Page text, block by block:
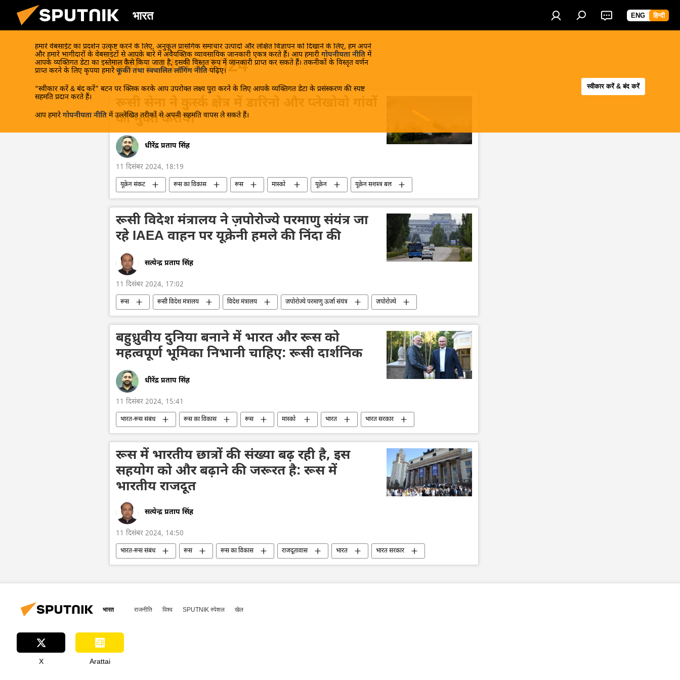
भारत ENG हिन्दी
हमारे वेबसाईट का प्रदर्शन उत्कृष्ट करने के लिए, अनुकूल प्रासंगिक समाचार उत्पादों और लक्षित विज्ञापन को दिखाने के लिए, हम अपने
और हमारे भागीदारों के वेबसाइटों से आपके बारे में अवैयक्तिक व्यावसायिक जानकारी एकत्र करते हैं। आप हमारी गोपनीयता नीति में
आपके व्यक्तिगत डेटा का इस्तेमाल कैसे किया जाता है, इसकी विस्तृत रूप में जानकारी प्राप्त कर सकते हैं। तकनीकों के विस्तृत वर्णन
प्राप्त करने के लिए कृपया हमारे कूकी तथा स्वचालित लॉगिंग नीति पढ़िए।
“स्वीकार करें & बंद करें” बटन पर क्लिक करके आप उपरोक्त लक्ष्य पुरा करने के लिए आपके व्यक्तिगत डेटा के प्रसंस्करण की स्पष्ट
सहमति प्रदान करते हैं।
आप हमारे गोपनीयता नीति में उल्लेखित तरीकों से अपनी सहमति वापस ले सकते हैं।
स्वीकार करें & बंद करें
खबरें - 11.12.2024
को मुक्त कराया
धीरेंद्र प्रताप सिंह
11 दिसंबर 2024, 18:19
यूक्रेन संकट रूस का विकास रूस मास्को यूक्रेन
यूक्रेन सशस्त्र बल
यूक्रेन का जवाबी हमला
यूक्रेन की सुरक्षा सेवा (SBU) रक्षा-पंक्ति
रक्षा मंत्रालय (MoD)
रूसी सेना
रूसी विदेश मंत्रालय ने ज़पोरोज्ये परमाणु संयंत्र जा
रहे IAEA वाहन पर यूक्रेनी हमले की निंदा की
सत्येन्द्र प्रताप सिंह
11 दिसंबर 2024, 17:02
रूस रूसी विदेश मंत्रालय विदेश मंत्रालय ज़पोरोज्ये परमाणु ऊर्जा संयंत्र
ज़पोरोज्ये
अंतर्राष्ट्रीय परमाणु ऊर्जा अभिकरण (IAEA)
परमाणु संयंत्र परमाणु ऊर्जा
मारिया ज़खारोवा
वोलोडिमिर ज़ेलेंस्की
यूक्रेन ड्रोन ड्रोन हमला यूक्रेन संकट
बहुध्रुवीय दुनिया बनाने में भारत और रूस को
महत्वपूर्ण भूमिका निभानी चाहिए: रूसी दार्शनिक
धीरेंद्र प्रताप सिंह
11 दिसंबर 2024, 15:41
भारत-रूस संबंध रूस का विकास रूस मास्को भारत
भारत सरकार
भारत का विकास
दिल्ली द्विपक्षीय रिश्ते द्विपक्षीय व्यापार
रूस में भारतीय छात्रों की संख्या बढ़ रही है, इस
सहयोग को और बढ़ाने की जरूरत है: रूस में
भारतीय राजदूत
सत्येन्द्र प्रताप सिंह
11 दिसंबर 2024, 14:50
भारत-रूस संबंध रूस रूस का विकास राजदूतावास भारत
भारत सरकार
भारत का विकास
स्कूल के छात्र मास्को राष्ट्रीय विश्वविद्यालय (MSU)
द्विपक्षीय रिश्ते
भारत राजनीति विश्व SPUTNIK स्पेशल खेल
X Arattai